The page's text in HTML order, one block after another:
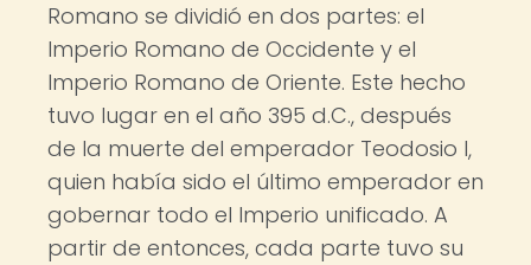
Romano se dividió en dos partes: el
Imperio Romano de Occidente y el
Imperio Romano de Oriente. Este hecho
tuvo lugar en el año 395 d.C., después
de la muerte del emperador Teodosio I,
quien había sido el último emperador en
gobernar todo el Imperio unificado. A
partir de entonces, cada parte tuvo su